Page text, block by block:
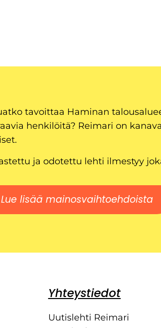
tavoittaa Haminan
henkilöitä? Reimari on
ja odotettu lehti ilmestyy
Lue lisää mainosvaihtoehdoista
Yhteystiedot
Uutislehti Reimari